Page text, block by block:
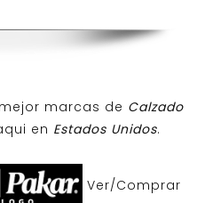
marcas de Calzado
en Estados Unidos.
Ver/Comprar